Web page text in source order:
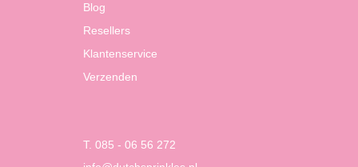
Blog
Resellers
Klantenservice
Verzenden
T. 085 - 06 56 272